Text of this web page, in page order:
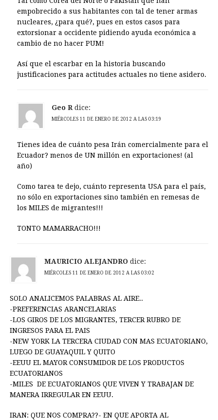
empobrecido a sus habitantes con tal de tener armas
nucleares, ¿para qué?, pues en estos casos para
extorsionar a occidente pidiendo ayuda económica a
cambio de no hacer PUM!
Así que el escarbar en la historia buscando
justificaciones para actitudes actuales no tiene asidero.
Geo R dice:
MIÉRCOLES 11 DE ENERO DE 2012 A LAS 03:19
Tienes idea de cuánto pesa Irán comercialmente para el
Ecuador? menos de UN millón en exportaciones! (al
año)
Como tarea te dejo, cuánto representa USA para el país,
no sólo en exportaciones sino también en remesas de
los MILES de migrantes!!!
TONTO MAMARRACHO!!!
MAURICIO ALEJANDRO dice:
MIÉRCOLES 11 DE ENERO DE 2012 A LAS 03:02
SOLO ANALICEMOS PALABRAS AL AIRE..
-PREFERENCIAS ARANCELARIAS
-LOS GIROS DE LOS MIGRANTES, TERCER RUBRO DE
INGRESOS PARA EL PAIS
-NEW YORK LA TERCERA CIUDAD CON MAS ECUATORIANO,
LUEGO DE GUAYAQUIL Y QUITO
-EEUU EL MAYOR CONSUMIDOR DE LOS PRODUCTOS
ECUATORIANOS
-MILES DE ECUATORIANOS QUE VIVEN Y TRABAJAN DE
MANERA IRREGULAR EN EEUU.
IRAN: QUE NOS COMPRA??- EN QUE APORTA AL